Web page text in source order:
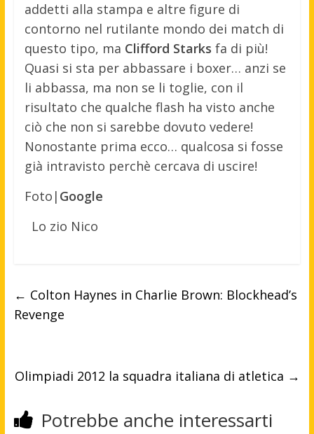
addetti alla stampa e altre figure di
contorno nel rutilante mondo dei match di
questo tipo, ma Clifford Starks fa di più!
Quasi si sta per abbassare i boxer… anzi se
li abbassa, ma non se li toglie, con il
risultato che qualche flash ha visto anche
ciò che non si sarebbe dovuto vedere!
Nonostante prima ecco… qualcosa si fosse
già intravisto perchè cercava di uscire!
Foto| Google
Lo zio Nico
← Colton Haynes in Charlie Brown: Blockhead’s
Revenge
Olimpiadi 2012 la squadra italiana di atletica →
Potrebbe anche interessarti